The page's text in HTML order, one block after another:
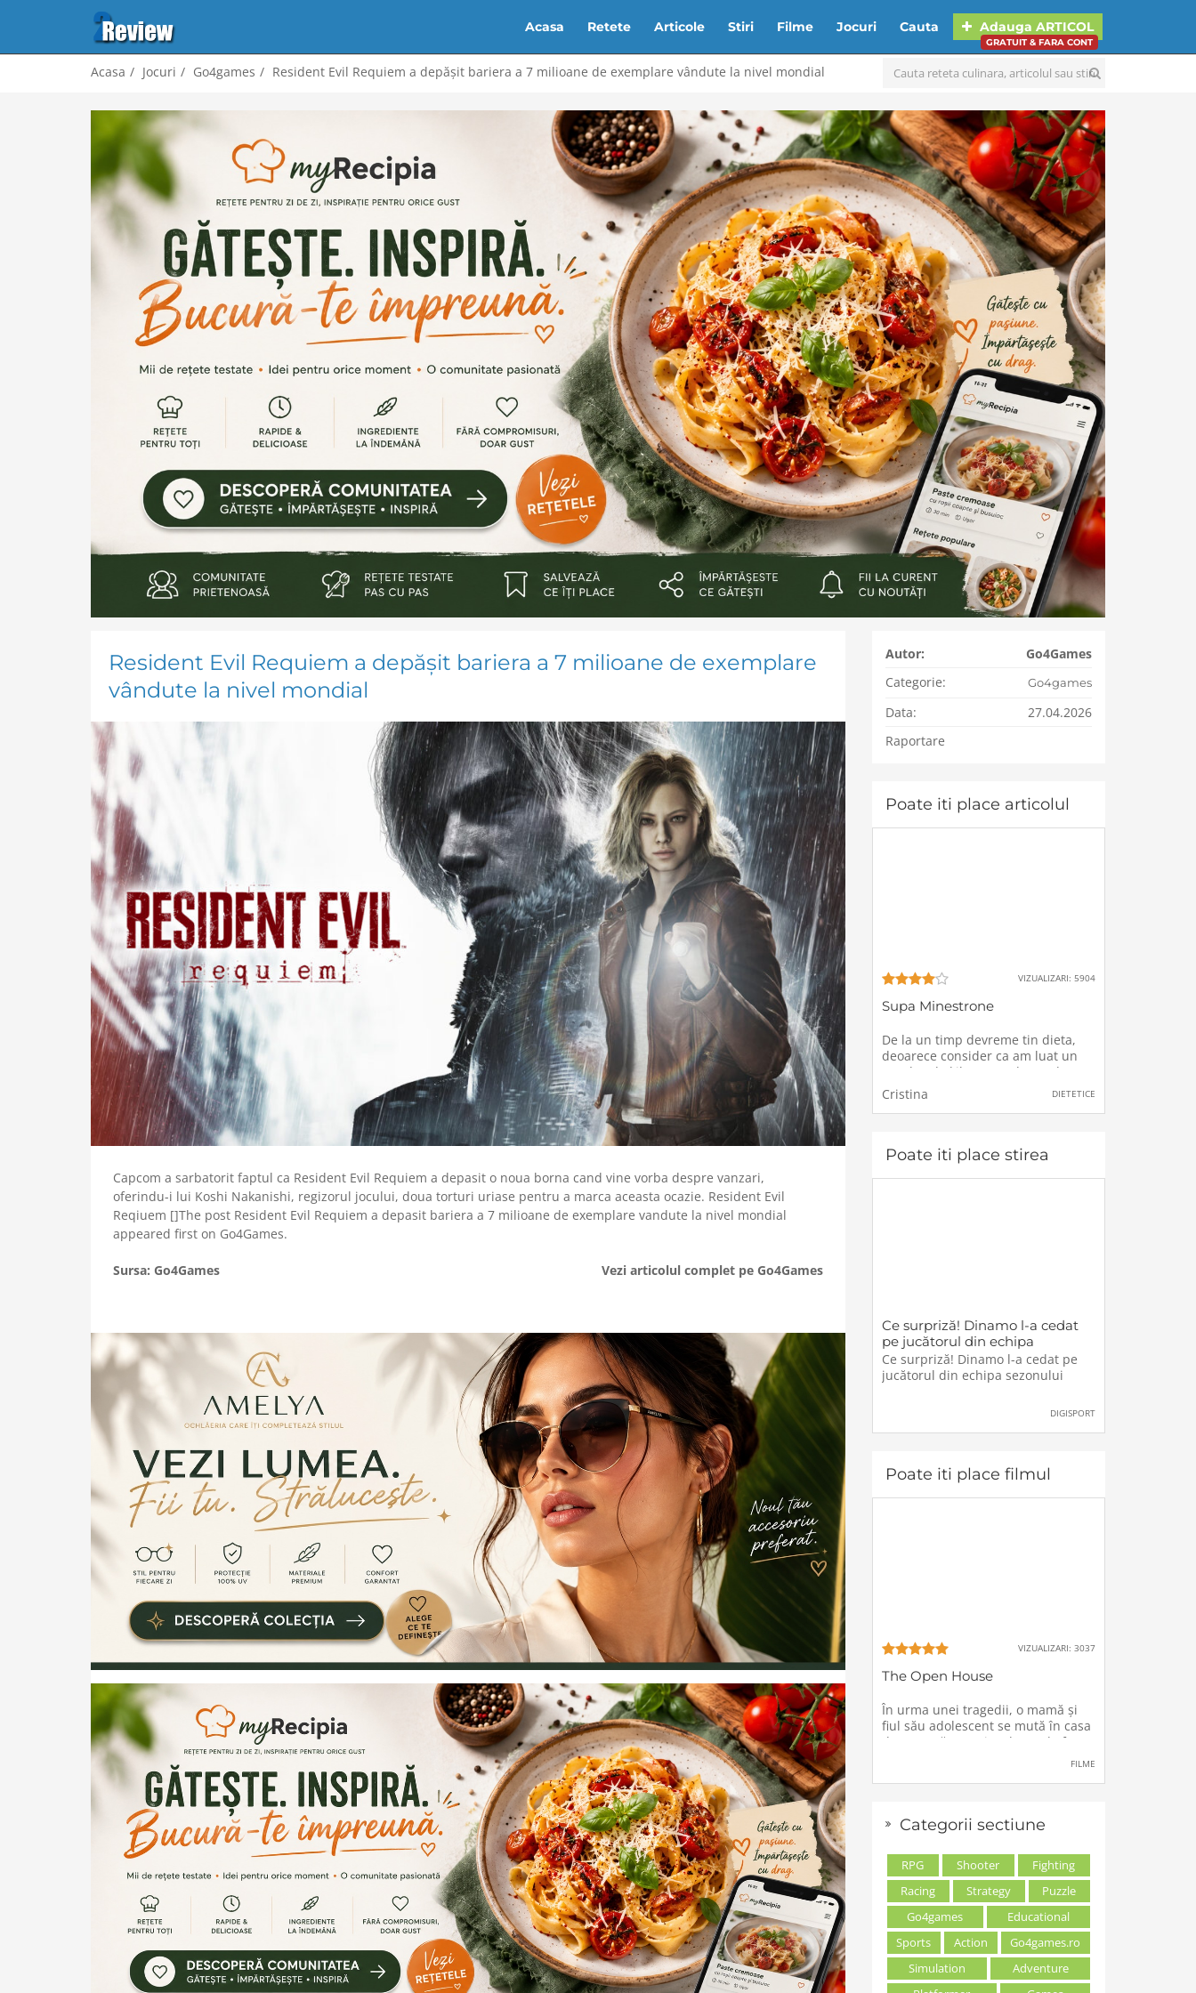
Acasa Retete Articole Stiri Filme Jocuri Cauta Adauga ARTICOL
GRATUIT & FARA CONT
Acasa Jocuri Go4games Resident Evil Requiem a depășit bariera a 7 milioane de exemplare vândute la nivel mondial
Resident Evil Requiem a depășit bariera a 7 milioane de exemplare
vândute la nivel mondial
Capcom a sarbatorit faptul ca Resident Evil Requiem a depasit o noua borna cand vine vorba despre vanzari,
oferindu-i lui Koshi Nakanishi, regizorul jocului, doua torturi uriase pentru a marca aceasta ocazie. Resident Evil
Reqiuem []The post Resident Evil Requiem a depasit bariera a 7 milioane de exemplare vandute la nivel mondial
appeared first on Go4Games.
Sursa: Go4Games Vezi articolul complet pe Go4Games
Autor:
Go4Games
Categorie:
Go4games
Data:
27.04.2026
Raportare
Poate iti place articolul
VIZUALIZARI: 5904
Supa Minestrone
De la un timp devreme tin dieta,
deoarece consider ca am luat un
surplus de kilograme de cand nu
am mai facut sport si in acelasi
timp, din nefericire, am mancat
intr-una mancare nesanatoasa, de
in alimentatia de zi
Cristina DIETETICE
Poate iti place stirea
Ce surpriză! Dinamo l-a cedat
pe jucătorul din echipa
sezonului
Ce surpriză! Dinamo l-a cedat pe
jucătorul din echipa sezonului
DIGISPORT
Poate iti place filmul
VIZUALIZARI: 3037
The Open House
În urma unei tragedii, o mamă şi
fiul său adolescent se mută în casa
de vacanţă a unei rude, unde forţe
FILME
Categorii sectiune
RPG Shooter
Fighting
Racing
Strategy
Puzzle
Go4games
Educational
Sports
Action
Go4games.ro
Simulation
Adventure